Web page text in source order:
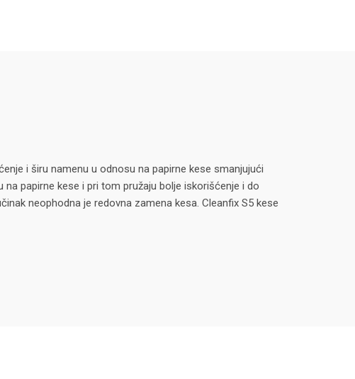
i širu namenu u odnosu na papirne kese smanjujući
papirne kese i pri tom pružaju bolje iskorišćenje i do
neophodna je redovna zamena kesa. Cleanfix S5 kese